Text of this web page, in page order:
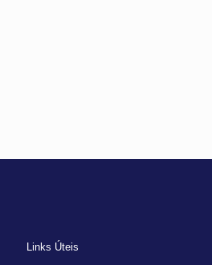
Links Úteis